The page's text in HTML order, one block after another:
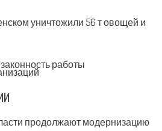
уничтожили 56 т овощей и
работы
продолжают модернизацию